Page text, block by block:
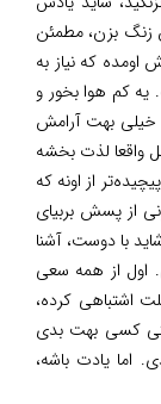
زنگ بزن، مطمئن
که نیاز به
کم هوا بخور و
خیلی بهت آرامش
واقعا لذت بخشه
از اونه که
از پسش بربیای
با دوست، آشنا
اول از همه سعی
اشتباهی کرده،
کسی بهت بدی
اما یادت باشه،